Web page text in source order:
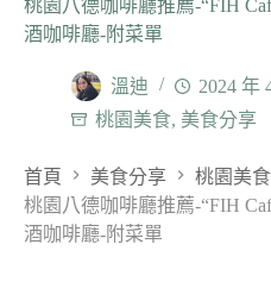
桃園八德咖啡廳推薦-“FIH
酒咖啡廳-附菜單
溫迪
2024 年
桃園美食, 美食分享
首頁 美食分享
桃園美食
桃園八德咖啡廳推薦-“FIH
酒咖啡廳-附菜單